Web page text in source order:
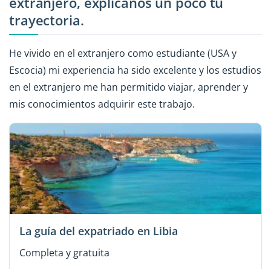
trayectoria.
He vivido en el extranjero como estudiante (USA y
Escocia) mi experiencia ha sido excelente y los estudios
en el extranjero me han permitido viajar, aprender y
mis conocimientos adquirir este trabajo.
La guía del expatriado en Libia
Completa y gratuita